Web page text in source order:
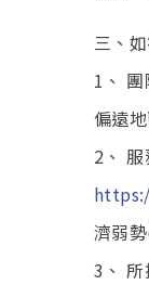
三、
1、
偏遠
2、
濟弱
3、